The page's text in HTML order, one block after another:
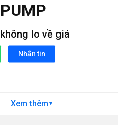
lo về giá
Nhắn tin
Xem thêm ▼